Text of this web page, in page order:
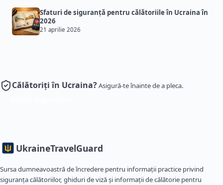
Sfaturi de siguranță pentru călătoriile în Ucraina în
2026
21 aprilie 2026
Călătoriți în Ucraina?Asigură-te înainte de a pleca.
UkraineTravelGuard
Sursa dumneavoastră de încredere pentru informații practice privind
siguranța călătoriilor, ghiduri de viză și informații de călătorie pentru